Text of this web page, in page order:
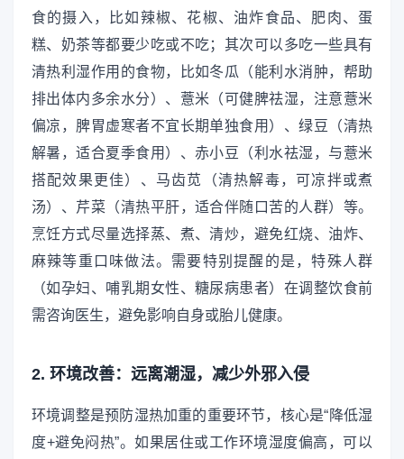
食的摄入，比如辣椒、花椒、油炸食品、肥肉、蛋
糕、奶茶等都要少吃或不吃；其次可以多吃一些具有
清热利湿作用的食物，比如冬瓜（能利水消肿，帮助
排出体内多余水分）、薏米（可健脾祛湿，注意薏米
偏凉，脾胃虚寒者不宜长期单独食用）、绿豆（清热
解暑，适合夏季食用）、赤小豆（利水祛湿，与薏米
搭配效果更佳）、马齿苋（清热解毒，可凉拌或煮
汤）、芹菜（清热平肝，适合伴随口苦的人群）等。
烹饪方式尽量选择蒸、煮、清炒，避免红烧、油炸、
麻辣等重口味做法。需要特别提醒的是，特殊人群
（如孕妇、哺乳期女性、糖尿病患者）在调整饮食前
需咨询医生，避免影响自身或胎儿健康。
2. 环境改善：远离潮湿，减少外邪入侵
环境调整是预防湿热加重的重要环节，核心是“降低湿
度+避免闷热”。如果居住或工作环境湿度偏高，可以